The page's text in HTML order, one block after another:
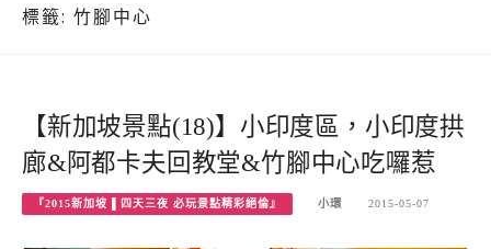
標籤: 竹腳中心
【新加坡景點(18)】小印度區，小印度拱
廊&阿都卡夫回教堂&竹腳中心吃囉惹
『2015新加坡 ▌四天三夜 必玩景點精彩絕倫』 小環 2015-05-07